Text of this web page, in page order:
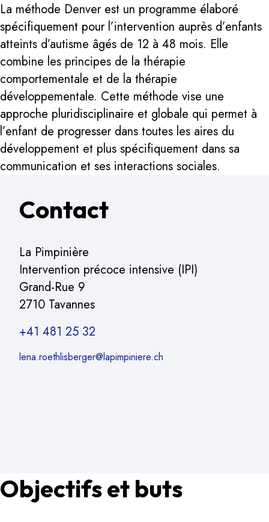
La méthode Denver est un programme élaboré
spécifiquement pour l’intervention auprès d’enfants
atteints d’autisme âgés de 12 à 48 mois. Elle
combine les principes de la thérapie
comportementale et de la thérapie
développementale. Cette méthode vise une
approche pluridisciplinaire et globale qui permet à
l’enfant de progresser dans toutes les aires du
développement et plus spécifiquement dans sa
communication et ses interactions sociales.
Contact
La Pimpinière
Intervention précoce intensive (IPI)
Grand-Rue 9
2710 Tavannes
+41 481 25 32
lena.roethlisberger@lapimpiniere.ch
Objectifs et buts